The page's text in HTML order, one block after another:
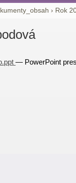
› Rok
— PowerPoint